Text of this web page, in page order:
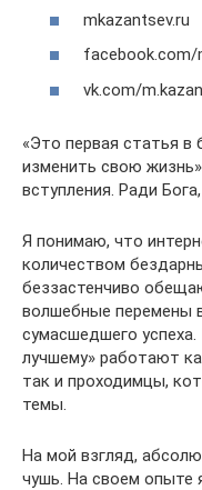
mkazantsev.ru
facebook.com/
vk.com/
«Это первая статья
изменить свою
вступления. Ради
Я понимаю, что
количеством
беззастенчиво
волшебные перемены
сумасшедшего
лучшему» работают
так и проходимцы,
темы.
На мой взгляд,
чушь. На своем опыте